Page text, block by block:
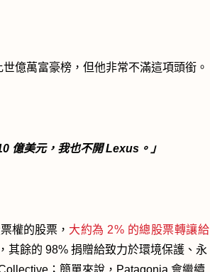
億萬富豪榜，但他非常不滿這項頭銜。
億美元，我也不開 Lexus。」
權的股票， 大約為 2% 的總股票轉讓給
其餘的 98% 捐贈給致力於環境保護、永
；簡單來說，Patagonia 會繼續